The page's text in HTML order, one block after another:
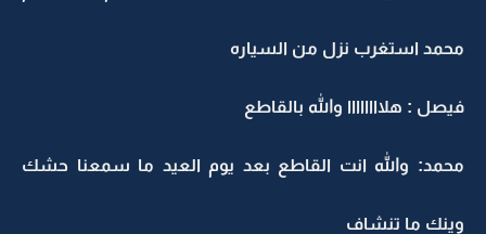
محمد استغرب نزل من السياره
فيصل : هلاااااااا والله بالقاطع
محمد: والله انت القاطع بعد يوم العيد ما سمعنا حشك
وينك ما تنشاف